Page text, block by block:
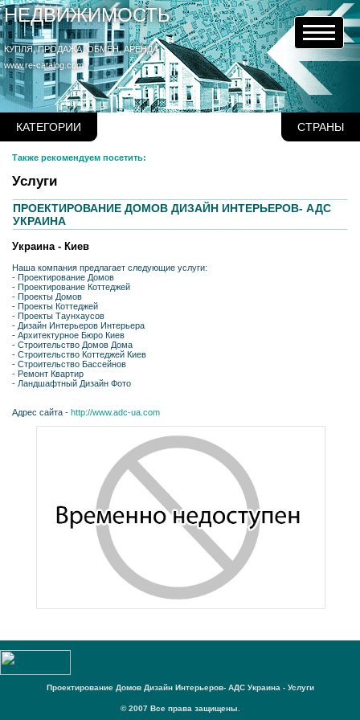
НЕДВИЖИМОСТЬ
КУПЛЯ, ПРОДАЖА, ОБМЕН, АРЕНДА
www.re-catalog.com
КАТЕГОРИИ СТРАНЫ
Также рекомендуем посетить:
Услуги
ПРОЕКТИРОВАНИЕ ДОМОВ ДИЗАЙН ИНТЕРЬЕРОВ- АДС
УКРАИНА
Украина - Киев
Наша компания предлагает следующие услуги:
- Проектирование Домов
- Проектирование Коттеджей
- Проекты Домов
- Проекты Коттеджей
- Проекты Таунхаусов
- Дизайн Интерьеров Интерьера
- Архитектурное Бюро Киев
- Строительство Домов Дома
- Строительство Коттеджей Киев
- Строительство Бассейнов
- Ремонт Квартир
- Ландшафтный Дизайн Фото
Адрес сайта - http://www.adc-ua.com
Проектирование Домов Дизайн Интерьеров- АДС Украина - Услуги
© 2007 Все права защищены.